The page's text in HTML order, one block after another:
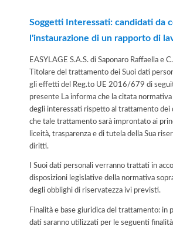
Soggetti Interessati: candidati da
l'instaurazione di un rapporto di
EASYLAGE S.A.S. di Saponaro Raffaella e
Titolare del trattamento dei Suoi dati
gli effetti del Reg.to UE 2016/679 di
presente La informa che la citata
degli interessati rispetto al trattamento dei
che tale trattamento sarà improntato ai
liceità, trasparenza e di tutela della Sua
diritti.
I Suoi dati personali verranno trattati in
disposizioni legislative della normativa
degli obblighi di riservatezza ivi previsti.
Finalità e base giuridica del trattamento: in
dati saranno utilizzati per le seguenti